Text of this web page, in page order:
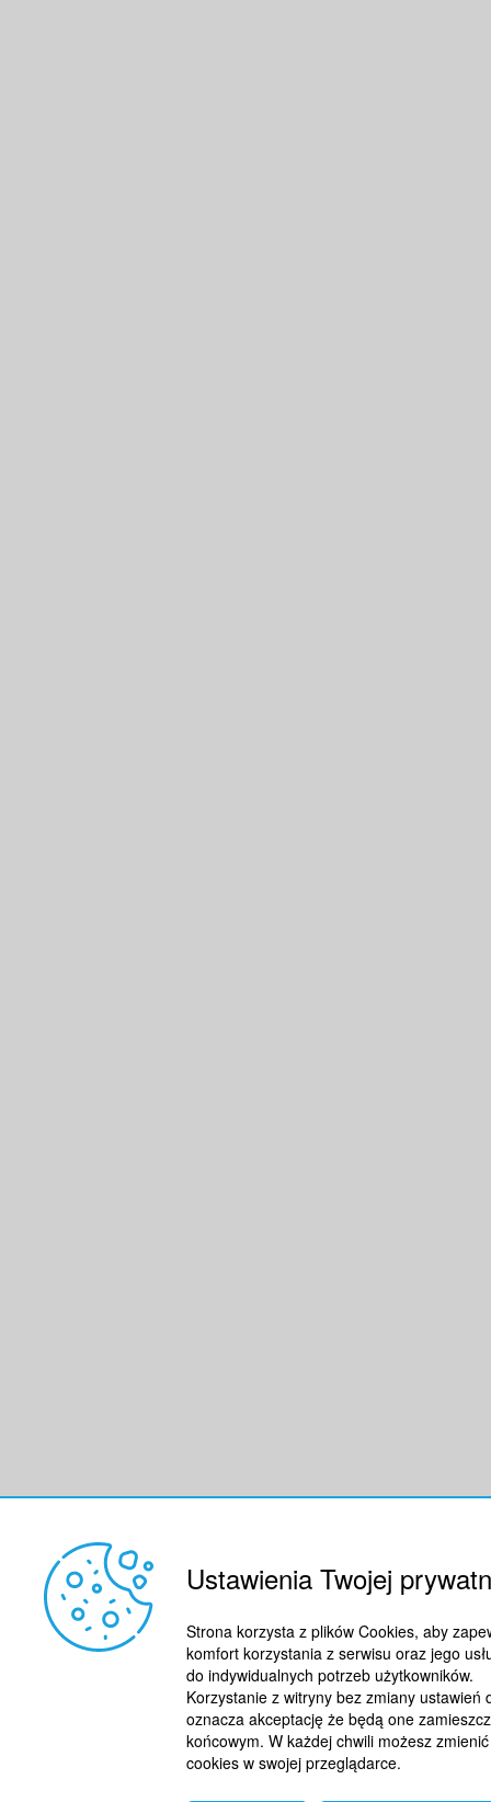
Ustawienia Twojej
Strona korzysta z plików Cookies, aby
komfort korzystania z serwisu oraz jego
do indywidualnych potrzeb użytkowników.
Korzystanie z witryny bez zmiany ustawień
oznacza akceptację że będą one
końcowym. W każdej chwili możesz
cookies w swojej przeglądarce.